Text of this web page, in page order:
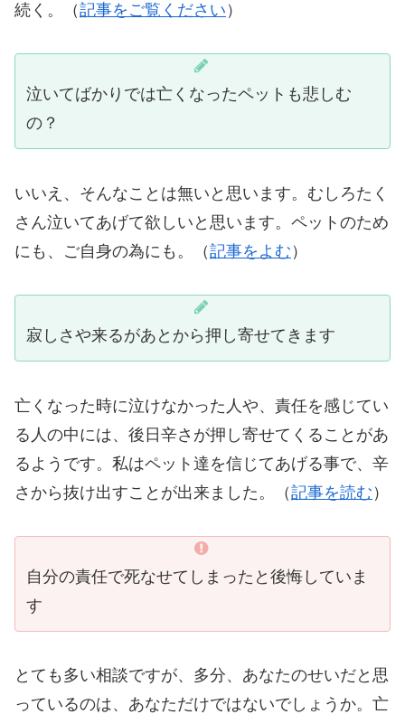
続く。（記事をご覧ください ）
泣いてばかりでは亡くなったペットも悲しむ
の？
いいえ、そんなことは無いと思います。むしろたく
さん泣いてあげて欲しいと思います。ペットのため
にも、ご自身の為にも。（記事をよむ ）
寂しさや来るがあとから押し寄せてきます
亡くなった時に泣けなかった人や、責任を感じてい
る人の中には、後日辛さが押し寄せてくることがあ
るようです。私はペット達を信じてあげる事で、辛
さから抜け出すことが出来ました。（記事を読む ）
自分の責任で死なせてしまったと後悔していま
す
とても多い相談ですが、多分、あなたのせいだと思
っているのは、あなただけではないでしょうか。亡